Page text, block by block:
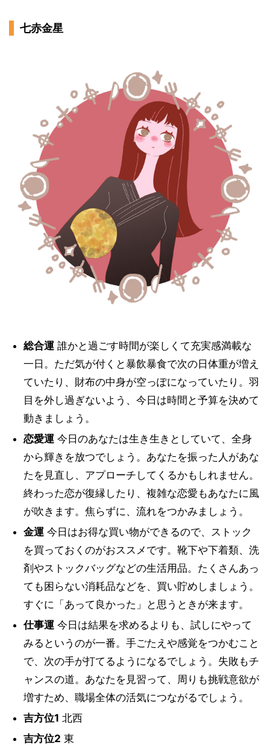
七赤金星
総合運誰かと過ごす時間が楽しくて充実感満載な
一日。ただ気が付くと暴飲暴食で次の日体重が増え
ていたり、財布の中身が空っぽになっていたり。羽
目を外し過ぎないよう、今日は時間と予算を決めて
動きましょう。
恋愛運今日のあなたは生き生きとしていて、全身
から輝きを放つでしょう。あなたを振った人があな
たを見直し、アプローチしてくるかもしれません。
終わった恋が復縁したり、複雑な恋愛もあなたに風
が吹きます。焦らずに、流れをつかみましょう。
金運今日はお得な買い物ができるので、ストック
を買っておくのがおススメです。靴下や下着類、洗
剤やストックバッグなどの生活用品。たくさんあっ
ても困らない消耗品などを、買い貯めしましょう。
すぐに「あって良かった」と思うときが来ます。
仕事運今日は結果を求めるよりも、試しにやって
みるというのが一番。手ごたえや感覚をつかむこと
で、次の手が打てるようになるでしょう。失敗もチ
ャンスの道。あなたを見習って、周りも挑戦意欲が
増すため、職場全体の活気につながるでしょう。
吉方位1 北西
吉方位2 東